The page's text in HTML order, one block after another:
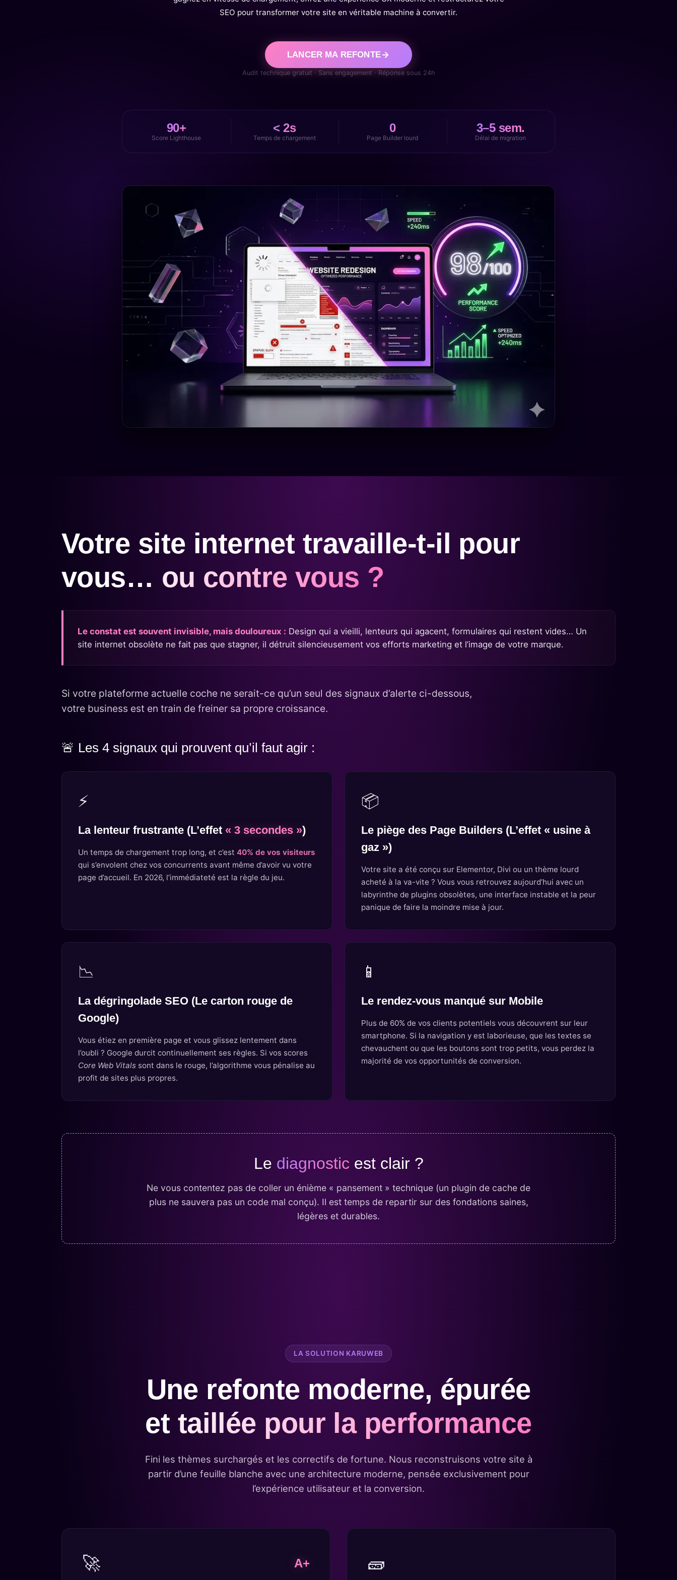
SEO pour transformer votre site en véritable machine à convertir.
LANCER MA REFONTE
Audit technique gratuit · Sans engagement · Réponse sous 24h
90+
Score Lighthouse
< 2s
Temps de chargement
0
Page Builder lourd
3–5 sem.
Délai de migration
Votre site internet travaille-t-il pour
vous… ou contre vous ?
Le constat est souvent invisible, mais douloureux : Design qui a vieilli, lenteurs qui agacent, formulaires qui restent vides… Un
site internet obsolète ne fait pas que stagner, il détruit silencieusement vos efforts marketing et l’image de votre marque.
Si votre plateforme actuelle coche ne serait-ce qu’un seul des signaux d’alerte ci-dessous,
votre business est en train de freiner sa propre croissance.
🚨 Les 4 signaux qui prouvent qu’il faut agir :
⚡
La lenteur frustrante (L’effet « 3 secondes »)
Un temps de chargement trop long, et c’est 40% de vos visiteurs
qui s’envolent chez vos concurrents avant même d’avoir vu votre
page d’accueil. En 2026, l’immédiateté est la règle du jeu.
📦
Le piège des Page Builders (L’effet « usine à
gaz »)
Votre site a été conçu sur Elementor, Divi ou un thème lourd
acheté à la va-vite ? Vous vous retrouvez aujourd’hui avec un
labyrinthe de plugins obsolètes, une interface instable et la peur
panique de faire la moindre mise à jour.
📉
La dégringolade SEO (Le carton rouge de
Google)
Vous étiez en première page et vous glissez lentement dans
l’oubli ? Google durcit continuellement ses règles. Si vos scores
Core Web Vitals sont dans le rouge, l’algorithme vous pénalise au
profit de sites plus propres.
📱
Le rendez-vous manqué sur Mobile
Plus de 60% de vos clients potentiels vous découvrent sur leur
smartphone. Si la navigation y est laborieuse, que les textes se
chevauchent ou que les boutons sont trop petits, vous perdez la
majorité de vos opportunités de conversion.
Le diagnostic est clair ?
Ne vous contentez pas de coller un énième « pansement » technique (un plugin de cache de
plus ne sauvera pas un code mal conçu). Il est temps de repartir sur des fondations saines,
légères et durables.
LA SOLUTION KARUWEB
Une refonte moderne, épurée
et taillée pour la performance
Fini les thèmes surchargés et les correctifs de fortune. Nous reconstruisons votre site à
partir d’une feuille blanche avec une architecture moderne, pensée exclusivement pour
l’expérience utilisateur et la conversion.
🚀 A+ 🧱